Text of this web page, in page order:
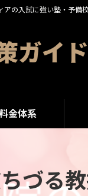
の入試に強い塾・予備
金体系
づる